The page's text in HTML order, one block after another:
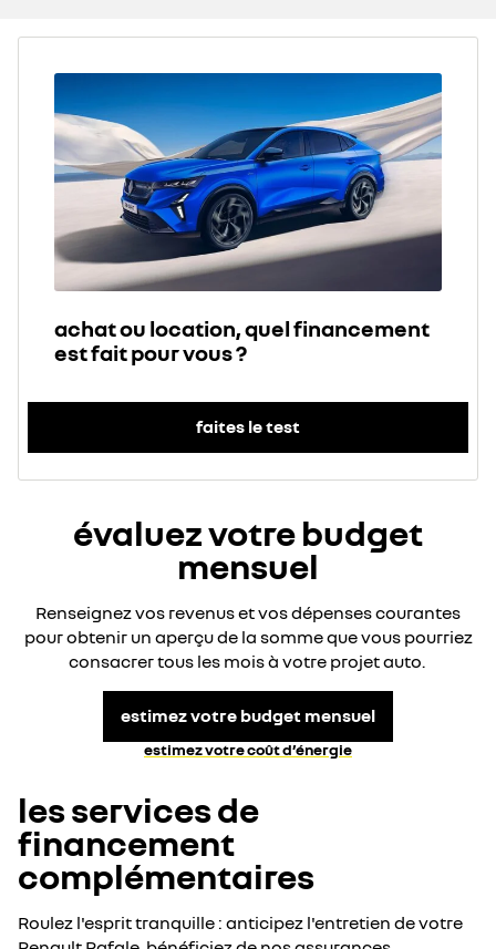
achat ou location, quel financement
est fait pour vous ?
faites le test
évaluez votre budget
mensuel
Renseignez vos revenus et vos dépenses courantes
pour obtenir un aperçu de la somme que vous pourriez
consacrer tous les mois à votre projet auto.
estimez votre budget mensuel
estimez votre coût d’énergie​
les services de
financement
complémentaires
Roulez l'esprit tranquille : anticipez l'entretien de votre